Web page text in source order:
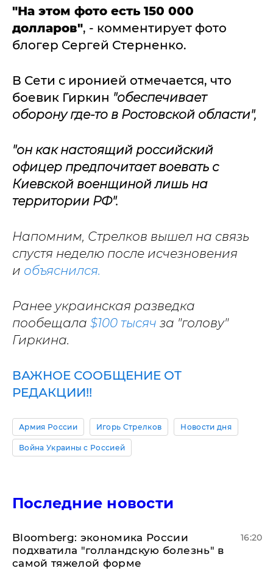
"На этом фото есть 150 000
долларов", - комментирует фото
блогер Сергей Стерненко.
В Сети с иронией отмечается, что
боевик Гиркин "обеспечивает
оборону где-то в Ростовской области",
"он как настоящий российский
офицер предпочитает воевать с
Киевской военщиной лишь на
территории РФ".
Напомним, Стрелков вышел на связь
спустя неделю после исчезновения
и объяснился.
Ранее украинская разведка
пообещала $100 тысяч за "голову"
Гиркина.
ВАЖНОЕ СООБЩЕНИЕ ОТ
РЕДАКЦИИ!!
Армия России Игорь Стрелков Новости дня
Война Украины с Россией
Последние новости
Bloomberg: экономика России
подхватила "голландскую болезнь" в
самой тяжелой форме
16:20